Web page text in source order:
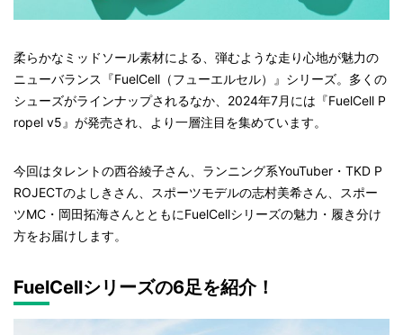
柔らかなミッドソール素材による、弾むような走り心地が魅力の
ニューバランス『FuelCell（フューエルセル）』シリーズ。多くの
シューズがラインナップされるなか、2024年7月には『FuelCell P
ropel v5』が発売され、より一層注目を集めています。
今回はタレントの西谷綾子さん、ランニング系YouTuber・TKD P
ROJECTのよしきさん、スポーツモデルの志村美希さん、スポー
ツMC・岡田拓海さんとともにFuelCellシリーズの魅力・履き分け
方をお届けします。
FuelCellシリーズの6足を紹介！